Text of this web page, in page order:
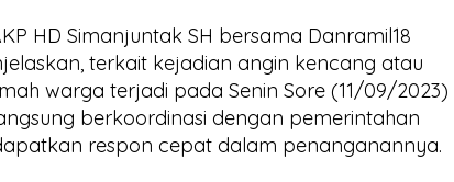
HD Simanjuntak SH bersama Danramil18
terkait kejadian angin kencang atau
warga terjadi pada Senin Sore (11/09/2023)
berkoordinasi dengan pemerintahan
respon cepat dalam penanganannya.